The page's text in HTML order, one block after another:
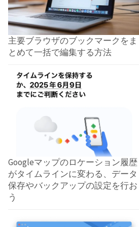
主要ブラウザのブックマークをま
とめて一括で編集する方法
Googleマップのロケーション履歴
がタイムラインに変わる、データ
保存やバックアップの設定を行お
う